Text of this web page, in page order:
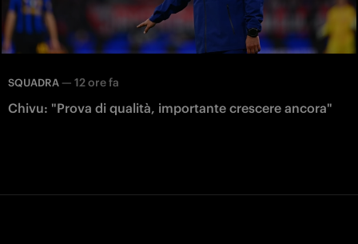
SQUADRA — 12 ore fa
Chivu: "Prova di qualità, importante crescere ancora"